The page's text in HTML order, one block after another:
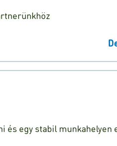
és egy stabil munkahelyen